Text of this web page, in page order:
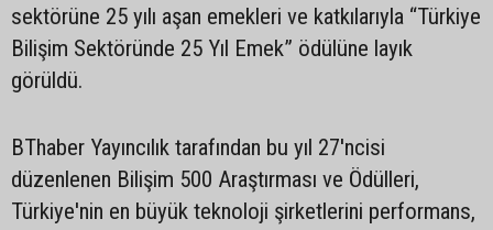
sektörüne 25 yılı aşan emekleri ve katkılarıyla “Türkiye
Bilişim Sektöründe 25 Yıl Emek” ödülüne layık
görüldü.
BThaber Yayıncılık tarafından bu yıl 27'ncisi
düzenlenen Bilişim 500 Araştırması ve Ödülleri,
Türkiye'nin en büyük teknoloji şirketlerini performans,